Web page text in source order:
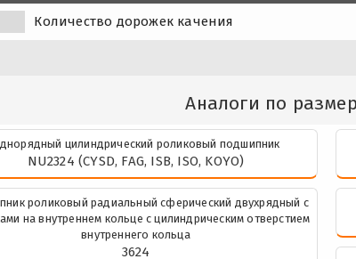
Количество дорожек качения
Аналоги по
цилиндрический роликовый подшипник
NU2324 (CYSD, FAG, ISB, ISO, KOYO)
роликовый радиальный сферический двухрядный с
на внутреннем кольце с цилиндрическим отверстием
внутреннего кольца
3624